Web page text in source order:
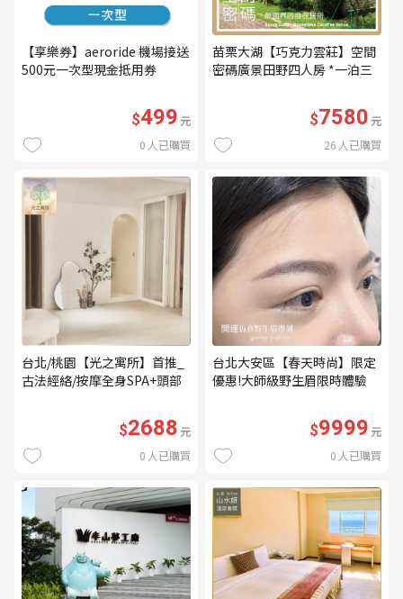
【享樂券】aeroride 機場接送
500元一次型現金抵用券
$499元
0 人已購買
苗栗大湖【巧克力雲莊】空間
密碼廣景田野四人房 *一泊三
$7580元
26 人已購買
台北/桃園【光之寓所】首推_
古法經絡/按摩全身SPA+頭部
$2688元
0 人已購買
台北大安區【春天時尚】限定
優惠!大師級野生眉限時體驗
優惠券（無補色） (MO)
$9999元
0 人已購買